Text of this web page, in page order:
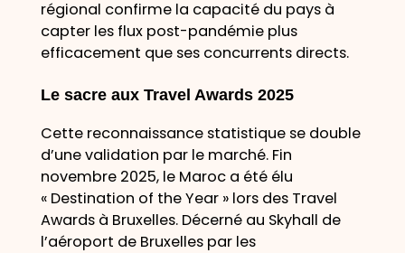
régional confirme la capacité du pays à
capter les flux post-pandémie plus
efficacement que ses concurrents directs.
Le sacre aux Travel Awards 2025
Cette reconnaissance statistique se double
d’une validation par le marché. Fin
novembre 2025, le Maroc a été élu
« Destination of the Year » lors des Travel
Awards à Bruxelles. Décerné au Skyhall de
l’aéroport de Bruxelles par les